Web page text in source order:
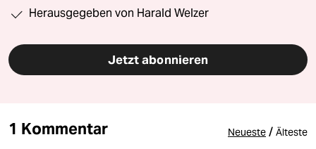
Herausgegeben von Harald Welzer
Jetzt abonnieren
1 Kommentar Neueste / Älteste